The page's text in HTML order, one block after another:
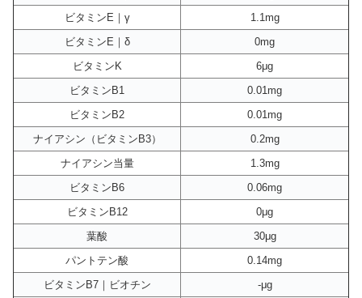
ビタミンE｜γ
1.1mg
ビタミンE｜δ
0mg
ビタミンK
6μg
ビタミンB1
0.01mg
ビタミンB2
0.01mg
ナイアシン（ビタミンB3）
0.2mg
ナイアシン当量
1.3mg
ビタミンB6
0.06mg
ビタミンB12
0μg
葉酸
30μg
パントテン酸
0.14mg
ビタミンB7｜ビオチン
-μg